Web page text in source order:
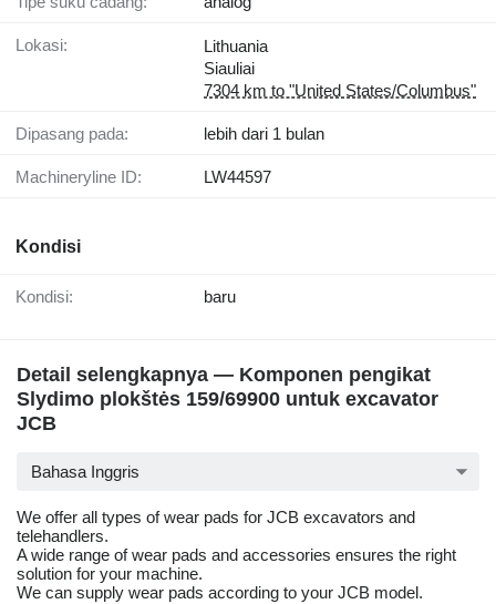
Lokasi:
Lithuania
Siauliai
7304 km to "United States/Columbus"
Dipasang pada: lebih dari 1 bulan
Machineryline ID: LW44597
Kondisi
Kondisi: baru
Detail selengkapnya — Komponen pengikat
Slydimo plokštės 159/69900 untuk excavator
JCB
Bahasa Inggris
We offer all types of wear pads for JCB excavators and
telehandlers.
A wide range of wear pads and accessories ensures the right
solution for your machine.
We can supply wear pads according to your JCB model.